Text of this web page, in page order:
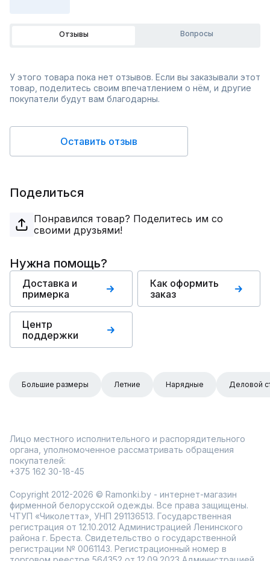
Отзывы Вопросы
У этого товара пока нет отзывов. Если вы заказывали этот
товар, поделитесь своим впечатлением о нём, и другие
покупатели будут вам благодарны.
Оставить отзыв
Поделиться
Понравился товар? Поделитесь им со
своими друзьями!
Нужна помощь?
Доставка и
примерка
Как оформить
заказ
Центр
поддержки
Большие размеры Летние Нарядные Деловой
Лицо местного исполнительного и распорядительного
органа, уполномоченное рассматривать обращения
покупателей:
+375 162 30-18-45
Copyright 2012-2026 © Ramonki.by - интернет-магазин
фирменной белорусской одежды. Все права защищены.
ЧТУП «Чиколетта», УНП 291136513. Государственная
регистрация от 12.10.2012 Администрацией Ленинского
района г. Бреста. Свидетельство о государственной
регистрации № 0061143. Регистрационный номер в